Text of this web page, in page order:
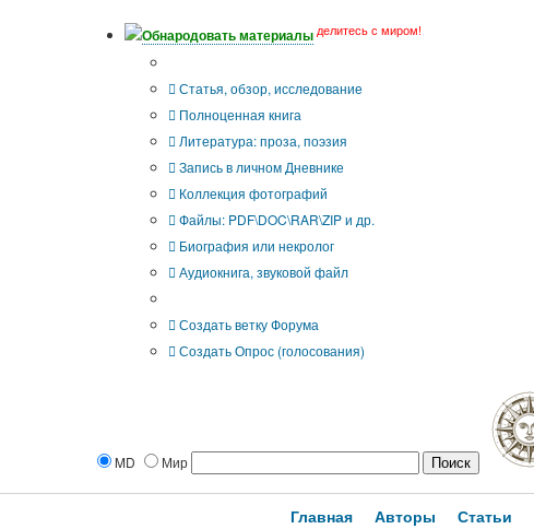
Обнародовать материалы делитесь с миром!
Статья, обзор, исследование
Полноценная книга
Литература: проза, поэзия
Запись в личном Дневнике
Коллекция фотографий
Файлы: PDF\DOC\RAR\ZIP и др.
Биография или некролог
Аудиокнига, звуковой файл
Создать ветку Форума
Создать Опрос (голосования)
MD Мир
Главная Авторы Статьи